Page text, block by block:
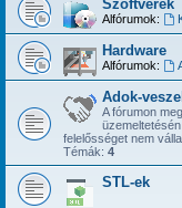
Szoftverek
Alfórumok:
Hardware
Alfórumok:
Adok-
A fórumon
felelősséget nem
Témák: 4
STL-ek